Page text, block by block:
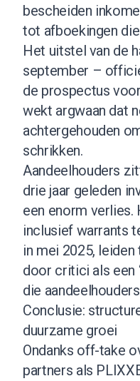
bescheiden
tot afboekingen
Het uitstel van de
september –
de prospectus
wekt argwaan dat
achtergehouden
schrikken.
Aandeelhouders
drie jaar geleden
een enorm verlies.
inclusief warrants
in mei 2025,
door critici als een
die
Conclusie:
duurzame groei
Ondanks off-take
partners als